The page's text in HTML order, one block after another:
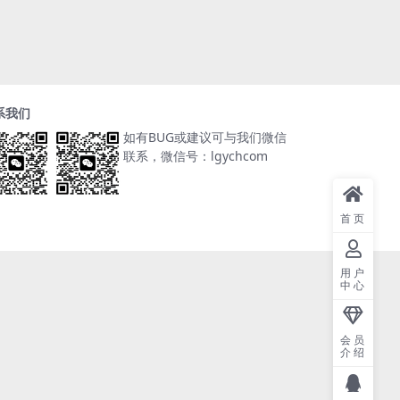
我们
如有BUG或建议可与我们微信
联系，微信号：lgychcom
首页
用户
中心
会员
介绍